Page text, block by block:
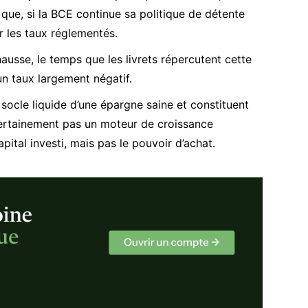
si la BCE continue sa politique de détente
les taux réglementés.
le temps que les livrets répercutent cette
taux largement négatif.
liquide d’une épargne saine et constituent
pas un moteur de croissance
investi, mais pas le pouvoir d’achat.